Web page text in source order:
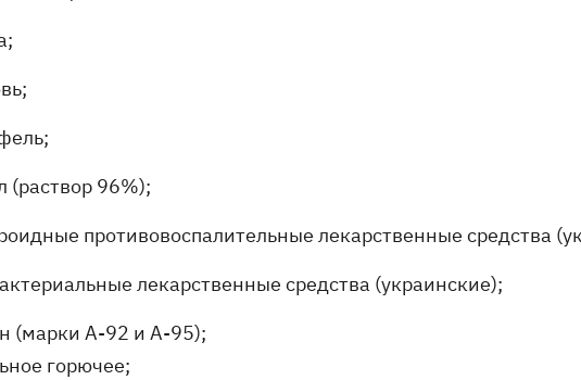
(раствор 96%);
противовоспалительные лекарственные средства
лекарственные средства (украинские);
(марки А-92 и А-95);
горючее;